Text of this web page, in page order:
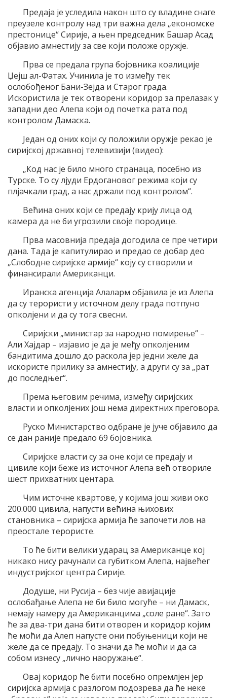
Предаја је уследила након што су владине снаге
преузеле контролу над три важна дела „економске
престонице“ Сирије, а њен председник Башар Асад
објавио амнестију за све који положе оружје.
Прва се предала група бојовника коалиције
Џејш ал-Фатах. Учинила је то између тек
ослобођеног Бани-Зејда и Старог града.
Искористила је тек отворени коридор за прелазак у
западни део Алепа који од почетка рата под
контролом Дамаска.
Један од оних који су положили оружје рекао је
сиријској државној телевизији (видео):
„Код нас је било много странаца, посебно из
Турске. То су лјуди Ердогановог режима који су
плјачкали град, а нас држали под контролом“.
Већина оних који се предају крију лица од
камера да не би угрозили своје породице.
Прва масовнија предаја догодила се пре четири
дана. Тада је капитулирао и предао се добар део
„Слободне сиријске армије“ коју су створили и
финансирали Американци.
Иранска агенција Алаларм објавила је из Алепа
да су терористи у источном делу града потпуно
опколјени и да су тога свесни.
Сиријски „министар за народно помирење“ –
Али Хајдар – изјавио је да је међу опколјеним
бандитима дошло до раскола јер једни желе да
искористе прилику за амнестију, а други су за „рат
до последњег“.
Према његовим речима, између сиријских
власти и опколјених још нема директних преговора.
Руско Министарство одбране је јуче објавило да
се дан раније предало 69 бојовника.
Сиријске власти су за оне који се предају и
цивиле који беже из источног Алепа већ отвориле
шест прихватних центара.
Чим источне квартове, у којима још живи око
200.000 цивила, напусти већина њихових
становника – сиријска армија ће започети лов на
преостале терористе.
То ће бити велики ударац за Американце кој
никако нису рачунали са губитком Алепа, највећег
индустријског центра Сирије.
Додуше, ни Русија – без чије авијације
ослобађање Алепа не би било могуће – ни Дамаск,
немају намеру да Американцима „соле ране“. Зато
ће за два-три дана бити отворен и коридор којим
ће моћи да Алеп напусте они побуњеници који не
желе да се предају. То значи да ће моћи и да са
собом изнесу „лично наоружање“.
Овај коридор ће бити посебно опремлјен јер
сиријска армија с разлогом подозрева да ће неке